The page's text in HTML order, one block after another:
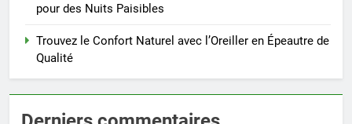
pour des Nuits Paisibles
Trouvez le Confort Naturel avec l’Oreiller en Épeautre de
Qualité